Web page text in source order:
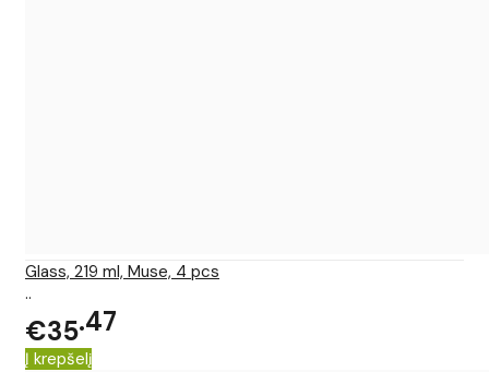
Glass, 219 ml, Muse, 4 pcs
..
€35 47
Į krepšelį